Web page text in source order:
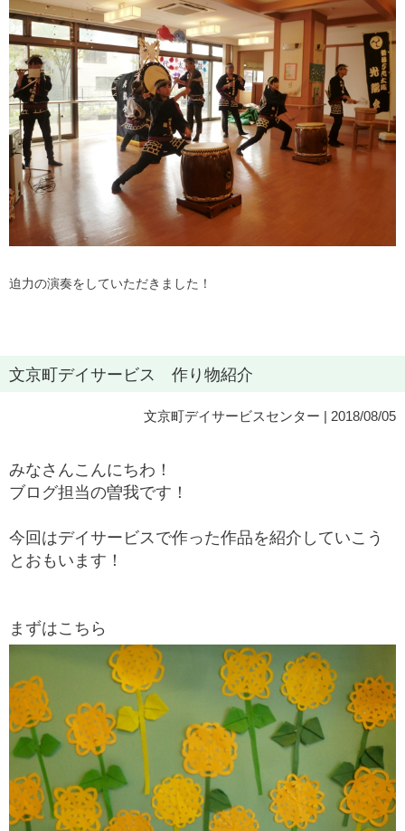
迫力の演奏をしていただきました！
文京町デイサービス 作り物紹介
文京町デイサービスセンター | 2018/08/05
みなさんこんにちわ！
ブログ担当の曽我です！
今回はデイサービスで作った作品を紹介していこう
とおもいます！
まずはこちら